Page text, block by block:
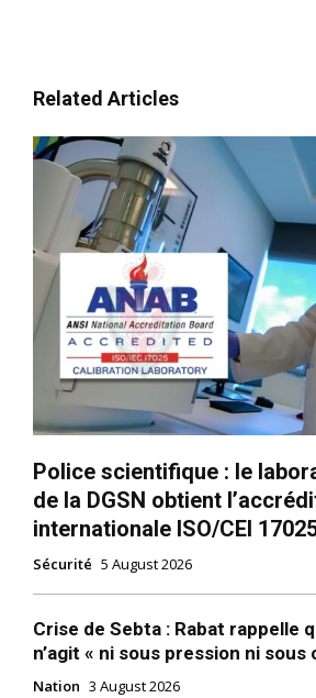
Related Articles
Police scientifique : le
de la DGSN obtient
internationale ISO/CEI
Sécurité 5 August 2026
Crise de Sebta : Rabat rappelle
n’agit « ni sous pression ni sous
Nation 3 August 2026